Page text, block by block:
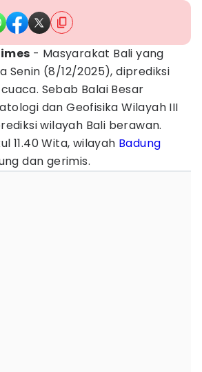
- Masyarakat Bali yang
Senin (8/12/2025), diprediksi
Sebab Balai Besar
dan Geofisika Wilayah III
wilayah Bali berawan.
11.40 Wita, wilayah Badung
dan gerimis.